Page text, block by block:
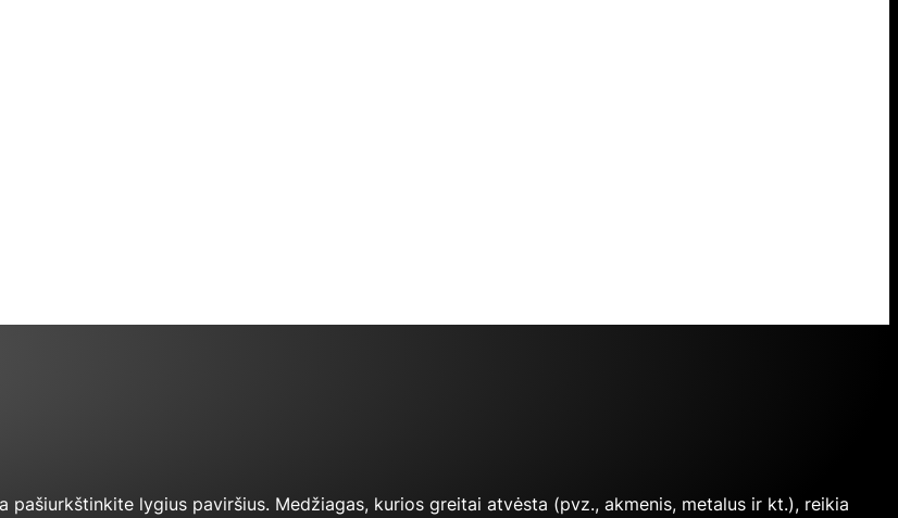
lygius paviršius. Medžiagas, kurios greitai atvėsta (pvz., akmenis, metalus ir kt.), reikia